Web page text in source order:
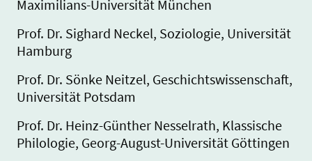
Maximilians-Universität München
Prof. Dr. Sighard Neckel, Soziologie, Universität
Hamburg
Prof. Dr. Sönke Neitzel, Geschichtswissenschaft,
Universität Potsdam
Prof. Dr. Heinz-Günther Nesselrath, Klassische
Philologie, Georg-August-Universität Göttingen